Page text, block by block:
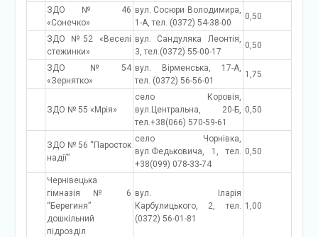
ЗДО № 46
«Сонечко»
вул. Сосюри Володимира,
1-А, тел. (0372) 54-38-00
0,50
ЗДО №52 «Веселі
стежинки»
вул. Сандуляка Леонтія,
3, тел.(0372) 55-00-17
0,50
ЗДО №54
«Зернятко»
вул. Вірменська, 17-А,
тел. (0372) 56-56-01
1,75
ЗДО № 55 «Мрія»
село Коровія,
вул.Центральна, 20-Б,
тел.+38(066) 570-59-61
0,50
ЗДО № 56 “Паросток
надії”
село Чорнівка,
вул.Федьковича, 1, тел.
+38(099) 078-33-74
0,50
Чернівецька
гімназія № 6
“Берегиня”
дошкільний
підрозділ
вул. Іларія
Карбулицького, 2, тел.
(0372) 56-01-81
1,00